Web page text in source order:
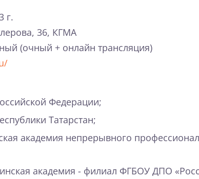
г.
36, КГМА
(очный + онлайн трансляция)
Федерации;
Татарстан;
академия непрерывного
академия - филиал ФГБОУ ДПО